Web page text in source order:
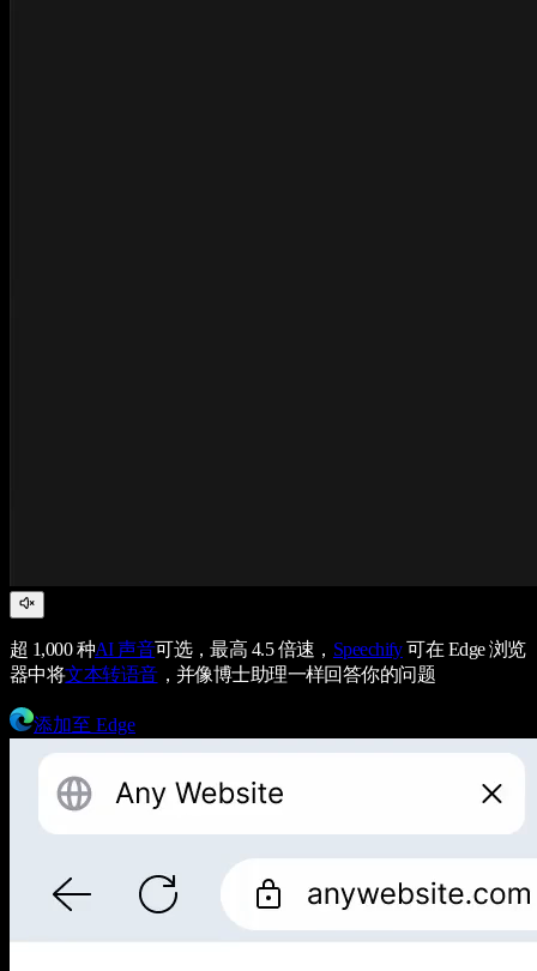
超 1,000 种AI 声音可选，最高 4.5 倍速， Speechify可在 Edge 浏览
器中将文本转语音，并像博士助理一样回答你的问题
添加至 Edge